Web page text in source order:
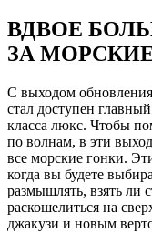
ВДВОЕ
ЗА
С выходом
стал доступен
класса люкс. Чтобы
по волнам, в эти
все морские гонки.
когда вы будете
размышлять, взять ли
раскошелиться на
джакузи и новым